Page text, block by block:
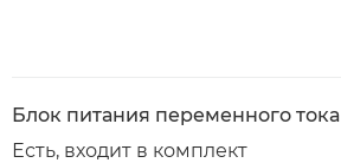
Блок питания переменного тока
Есть, входит в комплект